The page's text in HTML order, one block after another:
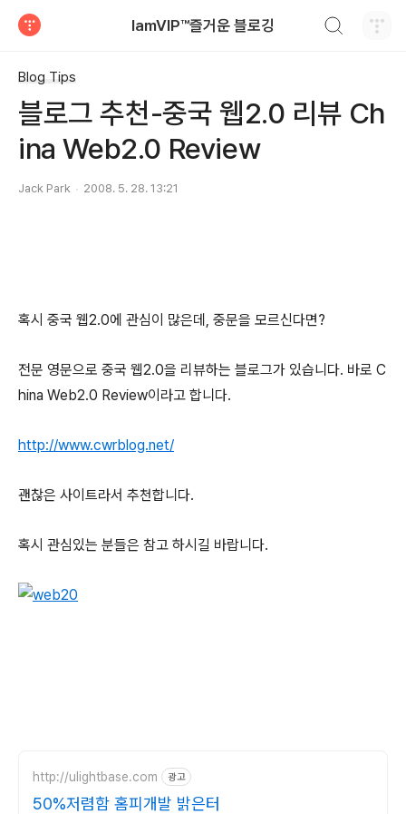
IamVIP™즐거운 블로깅
Blog Tips
블로그 추천-중국 웹2.0 리뷰 Ch
ina Web2.0 Review
Jack Park 2008. 5. 28. 13:21
혹시 중국 웹2.0에 관심이 많은데, 중문을 모르신다면?
전문 영문으로 중국 웹2.0을 리뷰하는 블로그가 있습니다. 바로 C
hina Web2.0 Review이라고 합니다.
http://www.cwrblog.net/
괜찮은 사이트라서 추천합니다.
혹시 관심있는 분들은 참고 하시길 바랍니다.
http://ulightbase.com 광고
50%저렴함 홈피개발 밝은터